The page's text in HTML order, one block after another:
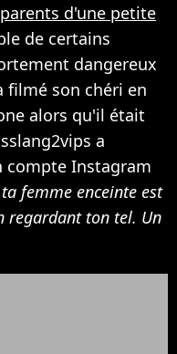
d'une petite
de certains
dangereux
filmé son chéri en
alors qu'il était
a
compte Instagram
femme enceinte est
regardant ton tel. Un